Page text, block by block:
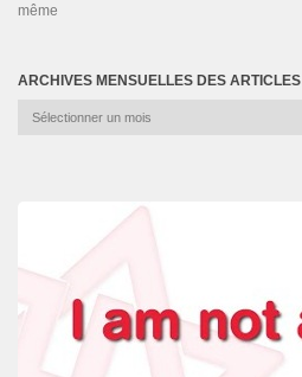
même
ARCHIVES MENSUELLES DES ARTICLES
Archives